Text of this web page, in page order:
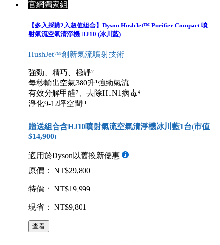
官網獨家組
【多入採購2入超值組合】Dyson HushJet™ Purifier Compact 噴
射氣流空氣清淨機 HJ10 (冰川藍)
HushJet™創新氣流噴射技術
強勁、精巧、極靜²
每秒輸出空氣380升¹強勁氣流
有效分解甲醛⁷、去除H1N1病毒⁴
淨化9-12坪空間¹¹
贈送組合含HJ10噴射氣流空氣清淨機冰川藍1台(市值
$14,900)
適用於Dyson以舊換新優惠
原價： NT$29,800
特價： NT$19,999
現省： NT$9,801
查看